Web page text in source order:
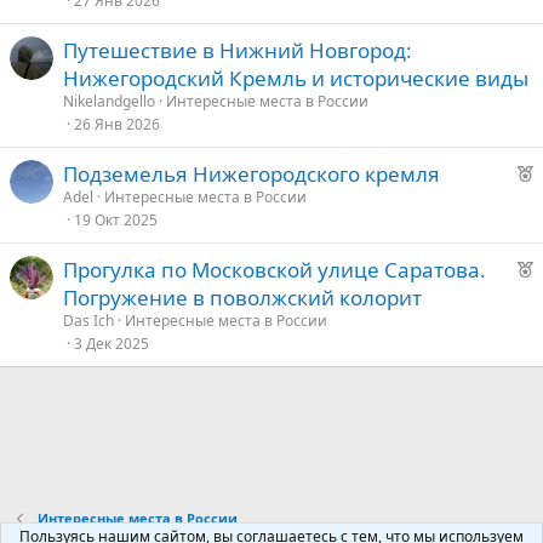
о
у
й
Путешествие в Нижний Новгород:
Нижегородский Кремль и исторические виды
Nikelandgello Интересные места в России
26 Янв 2026
Р
о
у
Подземелья Нижегородского кремля
Аdel
Интересные места в России
19 Окт 2025
Р
Прогулка по Московской улице Саратова.
Погружение в поволжский колорит
Das Ich Интересные места в России
3 Дек 2025
Интересные места в России
Пользуясь нашим сайтом, вы соглашаетесь с тем, что мы используем